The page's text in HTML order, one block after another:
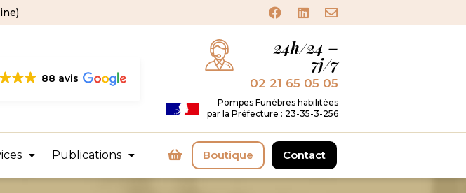
88 avis
24h/24 –
7j/7
02 21 65 05 05
Pompes Funèbres habilitées
par la Préfecture : 23-35-3-256
Publications Boutique Contact